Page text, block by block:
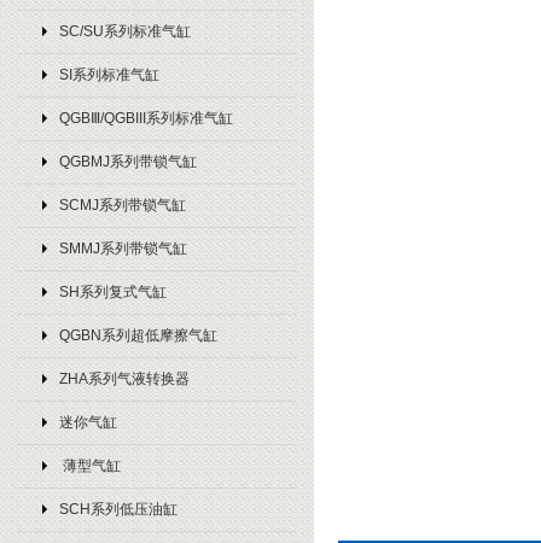
SC/SU系列标准气缸
SI系列标准气缸
QGBⅢ/QGBIII系列标准气缸
QGBMJ系列带锁气缸
SCMJ系列带锁气缸
SMMJ系列带锁气缸
SH系列复式气缸
QGBN系列超低摩擦气缸
ZHA系列气液转换器
迷你气缸
薄型气缸
SCH系列低压油缸